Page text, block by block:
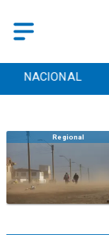
POLICIAL
Antofagasta